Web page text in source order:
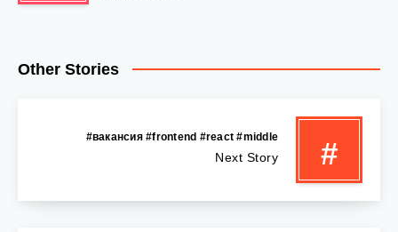
Other Stories
#
#вакансия #frontend #react #middle
Next Story